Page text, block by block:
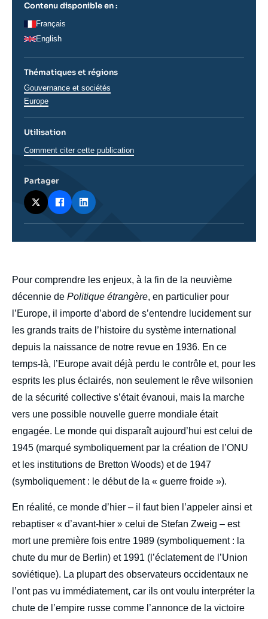
body
Pour comprendre les enjeux, à la fin de la neuvième
décennie de Politique étrangère, en particulier pour
l’Europe, il importe d’abord de s’entendre lucidement sur
les grands traits de l’histoire du système international
depuis la naissance de notre revue en 1936. En ce
temps-là, l’Europe avait déjà perdu le contrôle et, pour les
esprits les plus éclairés, non seulement le rêve wilsonien
de la sécurité collective s’était évanoui, mais la marche
vers une possible nouvelle guerre mondiale était
engagée. Le monde qui disparaît aujourd’hui est celui de
1945 (marqué symboliquement par la création de l’ONU
et les institutions de Bretton Woods) et de 1947
(symboliquement : le début de la « guerre froide »).
En réalité, ce monde d’hier – il faut bien l’appeler ainsi et
rebaptiser « d’avant-hier » celui de Stefan Zweig – est
mort une première fois entre 1989 (symboliquement : la
chute du mur de Berlin) et 1991 (l’éclatement de l’Union
soviétique). La plupart des observateurs occidentaux ne
l’ont pas vu immédiatement, car ils ont voulu interpréter la
chute de l’empire russe comme l’annonce de la victoire
Contenu disponible en :
Français
English
Thématiques et régions
Thématiques
analyses
Gouvernance et sociétés
Régions
Europe
Utilisation
Comment citer cette publication
Partager